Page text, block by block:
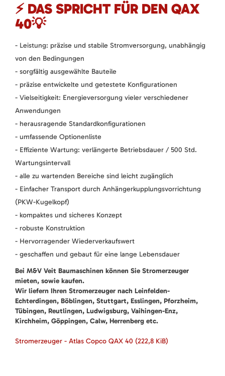
⚡ DAS SPRICHT FÜR DEN QAX
40💡
- Leistung: präzise und stabile Stromversorgung, unabhängig
von den Bedingungen
- sorgfältig ausgewählte Bauteile
- präzise entwickelte und getestete Konfigurationen
- Vielseitigkeit: Energieversorgung vieler verschiedener
Anwendungen
- herausragende Standardkonfigurationen
- umfassende Optionenliste
- Effiziente Wartung: verlängerte Betriebsdauer / 500 Std.
Wartungsintervall
- alle zu wartenden Bereiche sind leicht zugänglich
- Einfacher Transport durch Anhängerkupplungsvorrichtung
(PKW-Kugelkopf)
- kompaktes und sicheres Konzept
- robuste Konstruktion
- Hervorragender Wiederverkaufswert
- geschaffen und gebaut für eine lange Lebensdauer
Bei M&V Veit Baumaschinen können Sie Stromerzeuger
mieten, sowie kaufen.
Wir liefern Ihren Stromerzeuger nach Leinfelden-
Echterdingen, Böblingen, Stuttgart, Esslingen, Pforzheim,
Tübingen, Reutlingen, Ludwigsburg, Vaihingen-Enz,
Kirchheim, Göppingen, Calw, Herrenberg etc.
Stromerzeuger - Atlas Copco QAX 40 (222,8 KiB)